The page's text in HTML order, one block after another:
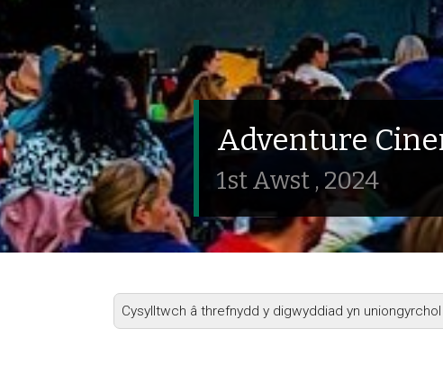
Adventure
1st Awst , 2024
Cysylltwch â threfnydd y digwyddiad yn